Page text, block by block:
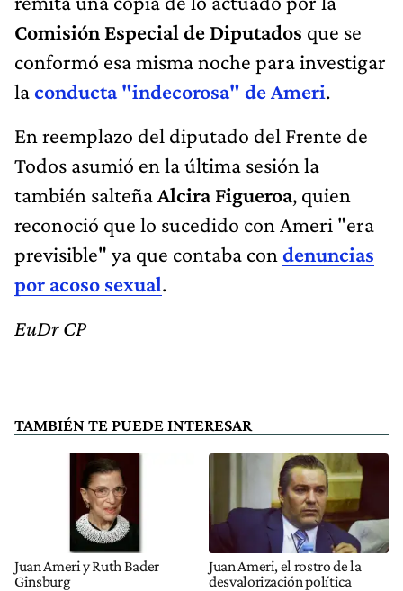
Comisión Especial de Diputados que se
conformó esa misma noche para investigar
laconducta "indecorosa" de Ameri.
En reemplazo del diputado del Frente de
Todos asumió en la última sesión la
también salteñaAlcira Figueroa, quien
reconoció que lo sucedido con Ameri "era
previsible" ya que contaba con denuncias
por acoso sexual.
EuDr CP
TAMBIÉN TE PUEDE INTERESAR
Juan Ameri y Ruth Bader
Ginsburg
Juan Ameri, el rostro de la
desvalorización política